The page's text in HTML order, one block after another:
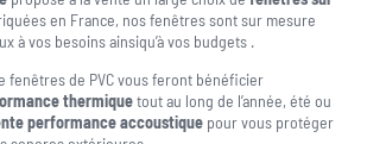
en France, nos fenêtres sont sur mesure
à vos besoins ainsiqu’à vos budgets .
fenêtres de PVC vous feront bénéficier
thermiquetout au long de l’année, été ou
performance accoustiquepour vous protéger